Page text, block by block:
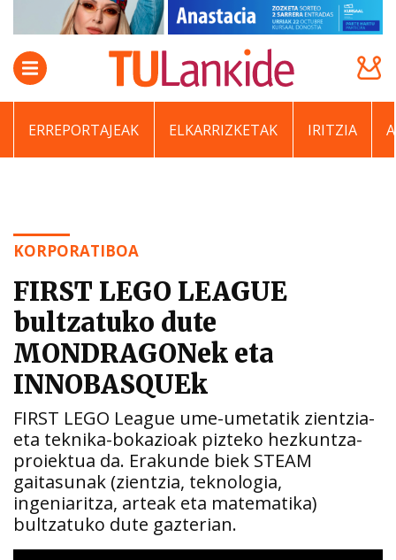
ERREPORTAJEAK ELKARRIZKETAK IRITZIA
KORPORATIBOA
FIRST LEGO LEAGUE
bultzatuko dute
MONDRAGONek eta
INNOBASQUEk
FIRST LEGO League ume-umetatik zientzia-
eta teknika-bokazioak pizteko hezkuntza-
proiektua da. Erakunde biek STEAM
gaitasunak (zientzia, teknologia,
ingeniaritza, arteak eta matematika)
bultzatuko dute gazterian.